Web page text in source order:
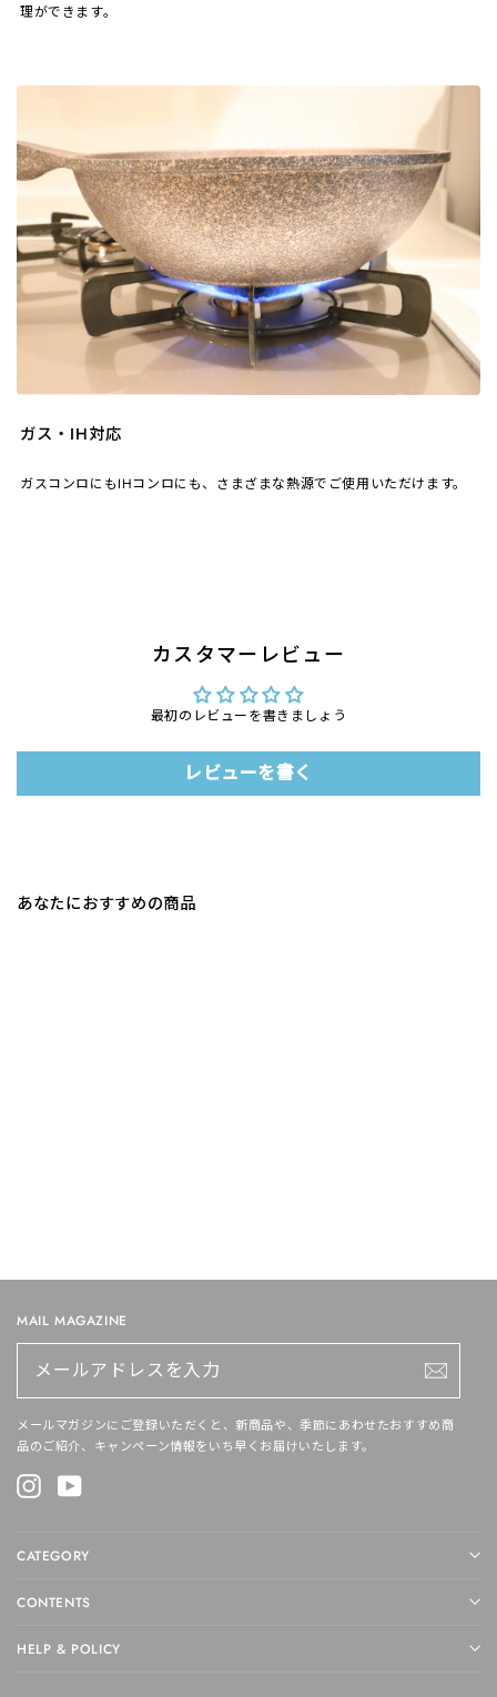
理ができます。
ガス・IH対応
ガスコンロにもIHコンロにも、さまざまな熱源でご使用いただけます。
カスタマーレビュー
最初のレビューを書きましょう
レビューを書く
あなたにおすすめの商品
MAIL MAGAZINE
ア
レ
ス
入
力
メールマガジンにご登録いただくと、新商品や、季節にあわせたおすすめ商
品のご紹介、キャンペーン情報をいち早くお届けいたします。
Instagram
CATEGORY
CONTENTS
HELP & POLICY